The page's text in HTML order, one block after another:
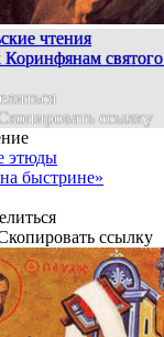
чтения
этюды
быстрине»